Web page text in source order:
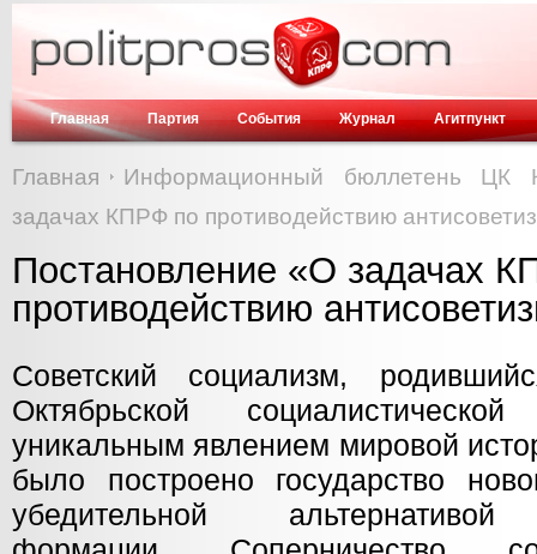
Главная Партия События Журнал Агитпункт
Главная
Информационный бюллетень ЦК
задачах КПРФ по противодействию
Постановление «О задачах
противодействию
Советский социализм,
Октябрьской
уникальным явлением мировой
было построено государство
убедительной альтернативой